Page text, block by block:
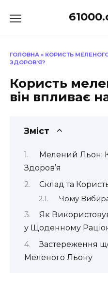
до
ГОЛОВНА » КОРИСТЬ
ЗДОРОВ’Я?
Користь
він впливає
Зміст
Мелений Льон:
Здоров’я
Склад та
Чому
Як
у Щоденному
Застереження
Меленого Льону